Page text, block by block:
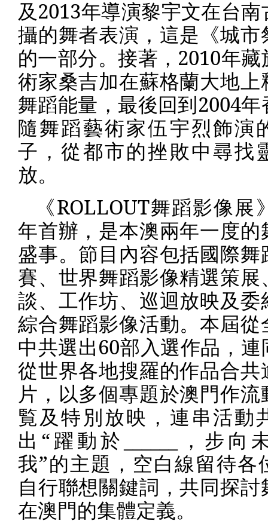
及2013年導演黎宇文在台南
攝的舞者表演，這是《城市
的一部分。接著， 2010年藏
術家桑吉加在蘇格蘭大地上
舞蹈能量，最後回到2004年
隨舞蹈藝術家伍宇烈飾演
子，從都市的挫敗中尋找
放。
《ROLLOUT舞蹈影像展
年⾸辦，是本澳兩年⼀度的
盛事。節⽬ 內容包括國際舞
賽、世界舞蹈影像精選策展
談、工作坊、巡迴放映及委
綜合舞蹈影像活動。本屆從
中共選出60部入選作品，連
從世界各地搜羅的作品合共
片，以多個專題於澳門作流
覧及特別放映，連串活動
出“躍動於
，步向
我”的主題，空白線留待各
自行聯想關鍵詞，共同探討
在澳門的集體定義。